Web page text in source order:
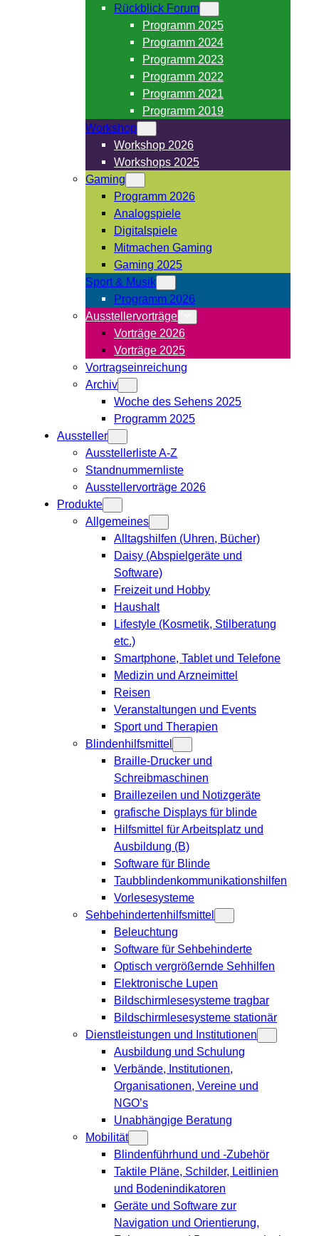
Rückblick Forum
Programm 2025
Programm 2024
Programm 2023
Programm 2022
Programm 2021
Programm 2019
Workshop
Workshop 2026
Workshops 2025
Gaming
Programm 2026
Analogspiele
Digitalspiele
Mitmachen Gaming
Gaming 2025
Sport & Musik
Programm 2026
Ausstellervorträge
Vorträge 2026
Vorträge 2025
Vortragseinreichung
Archiv
Woche des Sehens 2025
Programm 2025
Aussteller
Ausstellerliste A-Z
Standnummernliste
Ausstellervorträge 2026
Produkte
Allgemeines
Alltagshilfen (Uhren, Bücher)
Daisy (Abspielgeräte und
Software)
Freizeit und Hobby
Haushalt
Lifestyle (Kosmetik, Stilberatung
etc.)
Smartphone, Tablet und Telefone
Medizin und Arzneimittel
Reisen
Veranstaltungen und Events
Sport und Therapien
Blindenhilfsmittel
Braille-Drucker und
Schreibmaschinen
Braillezeilen und Notizgeräte
grafische Displays für blinde
Hilfsmittel für Arbeitsplatz und
Ausbildung (B)
Software für Blinde
Taubblindenkommunikationshilfen
Vorlesesysteme
Sehbehindertenhilfsmittel
Beleuchtung
Software für Sehbehinderte
Optisch vergrößernde Sehhilfen
Elektronische Lupen
Bildschirmlesesysteme tragbar
Bildschirmlesesysteme stationär
Dienstleistungen und Institutionen
Ausbildung und Schulung
Verbände, Institutionen,
Organisationen, Vereine und
NGO’s
Unabhängige Beratung
Mobilität
Blindenführhund und -Zubehör
Taktile Pläne, Schilder, Leitlinien
und Bodenindikatoren
Geräte und Software zur
Navigation und Orientierung,